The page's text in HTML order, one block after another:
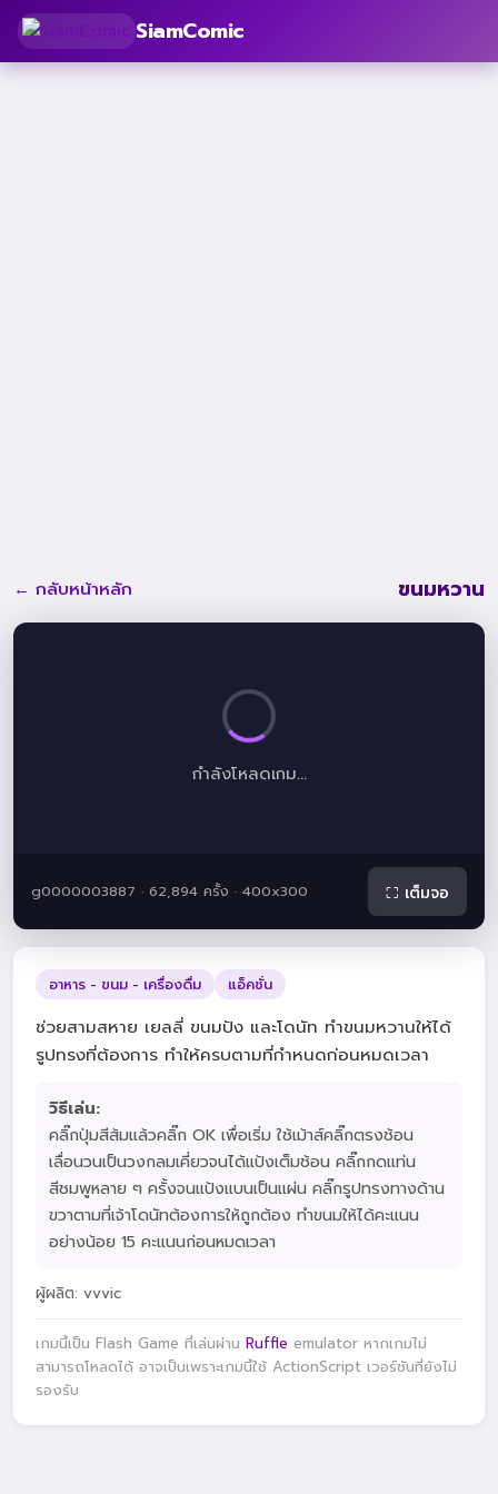
SiamComic
← กลับหน้าหลัก ขนมหวาน
กำลังโหลดเกม...
g0000003887 · 62,894 ครั้ง · 400x300 ⛶ เต็มจอ
อาหาร - ขนม - เครื่องดื่ม แอ็คชั่น
ช่วยสามสหาย เยลลี่ ขนมปัง และโดนัท ทำขนมหวานให้ได้
รูปทรงที่ต้องการ ทำให้ครบตามที่กำหนดก่อนหมดเวลา
วิธีเล่น:
คลิ๊กปุ่มสีส้มแล้วคลิ๊ก OK เพื่อเริ่ม ใช้เม้าส์คลิ๊กตรงช้อน
เลื่อนวนเป็นวงกลมเคี่ยวจนได้แป้งเต็มช้อน คลิ๊กกดแท่น
สีชมพูหลาย ๆ ครั้งจนแป้งแบนเป็นแผ่น คลิ๊กรูปทรงทางด้าน
ขวาตามที่เจ้าโดนัทต้องการให้ถูกต้อง ทำขนมให้ได้คะแนน
อย่างน้อย 15 คะแนนก่อนหมดเวลา
ผู้ผลิต: vvvic
เกมนี้เป็น Flash Game ที่เล่นผ่าน Ruffle emulator หากเกมไม่
สามารถโหลดได้ อาจเป็นเพราะเกมนี้ใช้ ActionScript เวอร์ชันที่ยังไม่
รองรับ